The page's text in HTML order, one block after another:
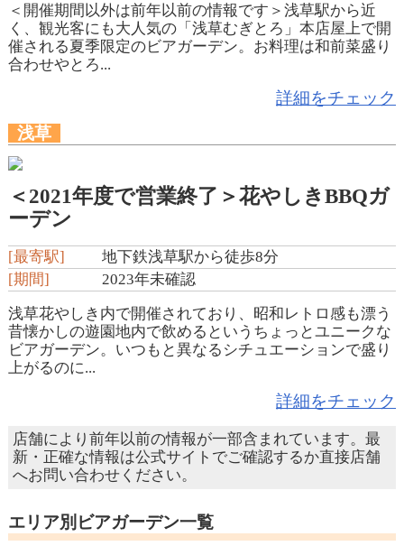
＜開催期間以外は前年以前の情報です＞浅草駅から近
く、観光客にも大人気の「浅草むぎとろ」本店屋上で開
催される夏季限定のビアガーデン。お料理は和前菜盛り
合わせやとろ...
詳細をチェック
浅草
＜2021年度で営業終了＞花やしきBBQガ
ーデン
[最寄駅]
地下鉄浅草駅から徒歩8分
[期間]
2023年未確認
浅草花やしき内で開催されており、昭和レトロ感も漂う
昔懐かしの遊園地内で飲めるというちょっとユニークな
ビアガーデン。いつもと異なるシチュエーションで盛り
上がるのに...
詳細をチェック
店舗により前年以前の情報が一部含まれています。最
新・正確な情報は公式サイトでご確認するか直接店舗
へお問い合わせください。
エリア別ビアガーデン一覧